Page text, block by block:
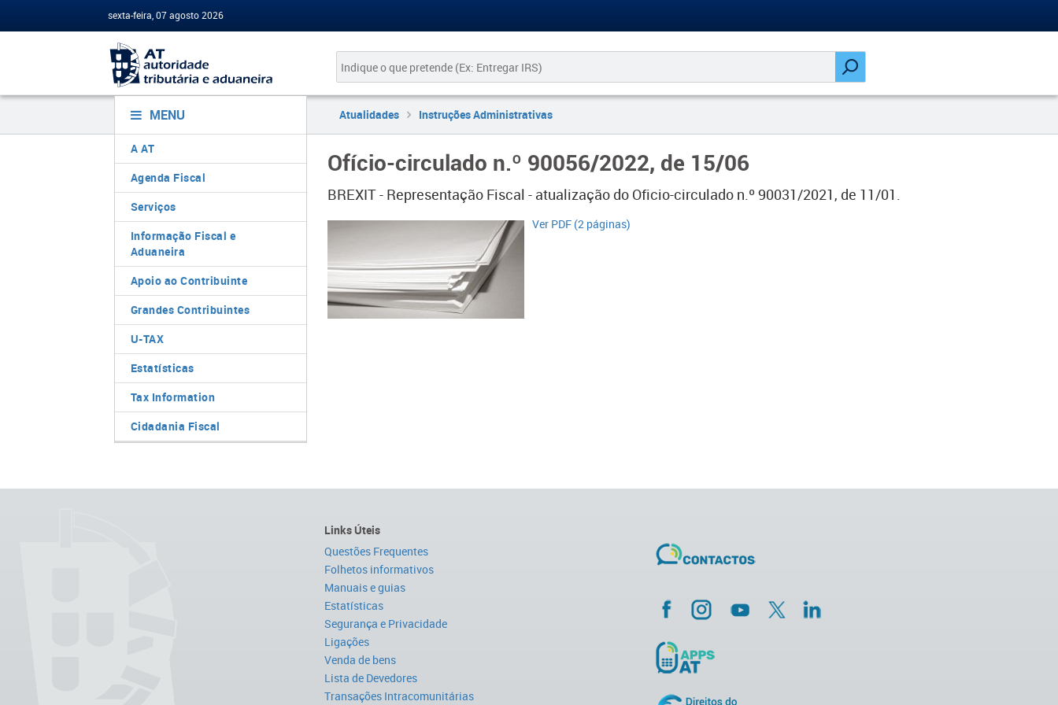
sexta-feira, 07 agosto 2026
MENU
A AT
Agenda Fiscal
Serviços
Informação Fiscal e
Aduaneira
Apoio ao Contribuinte
Grandes Contribuintes
U-TAX
Estatísticas
Tax Information
Cidadania Fiscal
Atualidades Instruções Administrativas
Ofício-circulado n.º 90056/2022, de 15/06
BREXIT - Representação Fiscal - atualização do Oficio-circulado n.º 90031/2021, de 11/01.
​Ver PDF (2 páginas)
Links Úteis
Questões Frequentes
Folhetos informativos
Manuais e guias
Estatísticas
Segurança e Privacidade
Ligações
Venda de bens
Lista de Devedores
Transações Intracomunitárias